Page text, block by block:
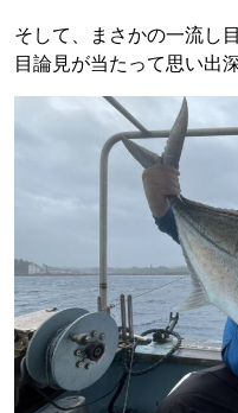
そして、まさかの一流し
目論見が当たって思い出